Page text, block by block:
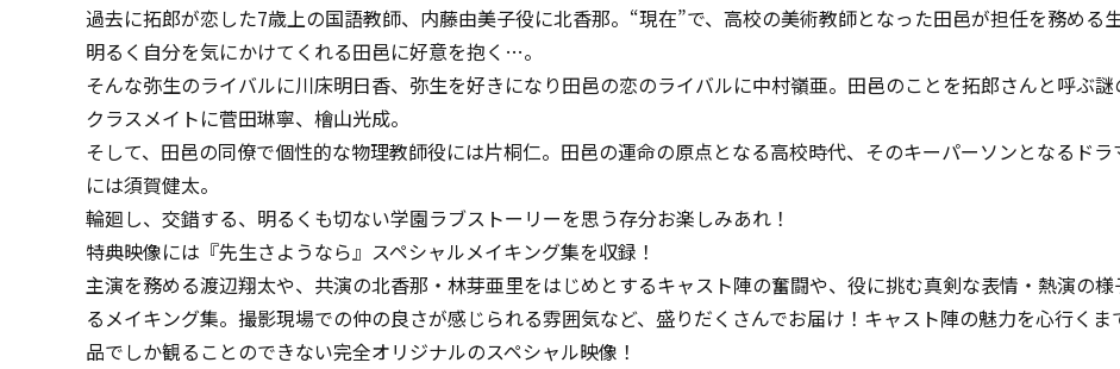
過去に拓郎が恋した7歳上の国語教師、内藤由美子役に北香那。“現在”で、高校の美術教師となった田邑が担任を務める
明るく自分を気にかけてくれる田邑に好意を抱く…。
そんな弥生のライバルに川床明日香、弥生を好きになり田邑の恋のライバルに中村嶺亜。田邑のことを拓郎さんと呼ぶ
クラスメイトに菅田琳寧、檜山光成。
そして、田邑の同僚で個性的な物理教師役には片桐仁。田邑の運命の原点となる高校時代、そのキーパーソンとなるド
には須賀健太。
輪廻し、交錯する、明るくも切ない学園ラブストーリーを思う存分お楽しみあれ！
特典映像には『先生さようなら』スペシャルメイキング集を収録！
主演を務める渡辺翔太や、共演の北香那・林芽亜里をはじめとするキャスト陣の奮闘や、役に挑む真剣な表情・熱演の
るメイキング集。撮影現場での仲の良さが感じられる雰囲気など、盛りだくさんでお届け！キャスト陣の魅力を心行く
品でしか観ることのできない完全オリジナルのスペシャル映像！